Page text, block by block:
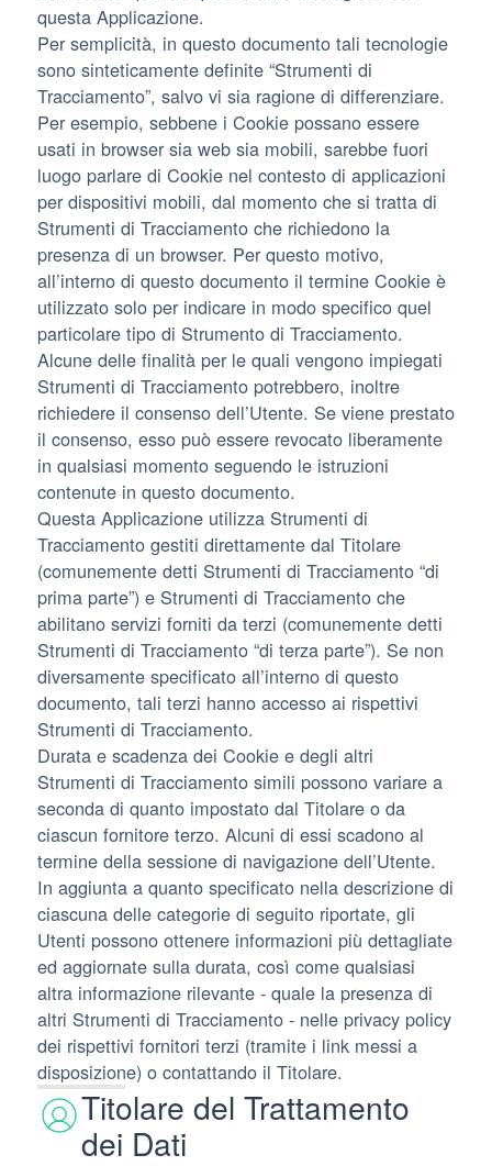
questa Applicazione.
Per semplicità, in questo documento tali tecnologie
sono sinteticamente definite “Strumenti di
Tracciamento”, salvo vi sia ragione di differenziare.
Per esempio, sebbene i Cookie possano essere
usati in browser sia web sia mobili, sarebbe fuori
luogo parlare di Cookie nel contesto di applicazioni
per dispositivi mobili, dal momento che si tratta di
Strumenti di Tracciamento che richiedono la
presenza di un browser. Per questo motivo,
all’interno di questo documento il termine Cookie è
utilizzato solo per indicare in modo specifico quel
particolare tipo di Strumento di Tracciamento.
Alcune delle finalità per le quali vengono impiegati
Strumenti di Tracciamento potrebbero, inoltre
richiedere il consenso dell’Utente. Se viene prestato
il consenso, esso può essere revocato liberamente
in qualsiasi momento seguendo le istruzioni
contenute in questo documento.
Questa Applicazione utilizza Strumenti di
Tracciamento gestiti direttamente dal Titolare
(comunemente detti Strumenti di Tracciamento “di
prima parte”) e Strumenti di Tracciamento che
abilitano servizi forniti da terzi (comunemente detti
Strumenti di Tracciamento “di terza parte”). Se non
diversamente specificato all’interno di questo
documento, tali terzi hanno accesso ai rispettivi
Strumenti di Tracciamento.
Durata e scadenza dei Cookie e degli altri
Strumenti di Tracciamento simili possono variare a
seconda di quanto impostato dal Titolare o da
ciascun fornitore terzo. Alcuni di essi scadono al
termine della sessione di navigazione dell’Utente.
In aggiunta a quanto specificato nella descrizione di
ciascuna delle categorie di seguito riportate, gli
Utenti possono ottenere informazioni più dettagliate
ed aggiornate sulla durata, così come qualsiasi
altra informazione rilevante - quale la presenza di
altri Strumenti di Tracciamento - nelle privacy policy
dei rispettivi fornitori terzi (tramite i link messi a
disposizione) o contattando il Titolare.
Titolare del Trattamento
dei Dati